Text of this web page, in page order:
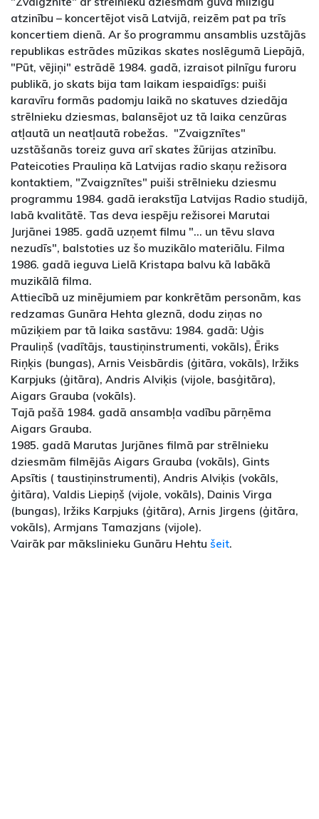
atzinību – koncertējot visā Latvijā, reizēm pat pa trīs
koncertiem dienā. Ar šo programmu ansamblis uzstājās
republikas estrādes mūzikas skates noslēgumā Liepājā,
"Pūt, vējiņi" estrādē 1984. gadā, izraisot pilnīgu furoru
publikā, jo skats bija tam laikam iespaidīgs: puiši
karavīru formās padomju laikā no skatuves dziedāja
strēlnieku dziesmas, balansējot uz tā laika cenzūras
atļautā un neatļautā robežas. "Zvaigznītes"
uzstāšanās toreiz guva arī skates žūrijas atzinību.
Pateicoties Prauliņa kā Latvijas radio skaņu režisora
kontaktiem, "Zvaigznītes" puiši strēlnieku dziesmu
programmu 1984. gadā ierakstīja Latvijas Radio studijā,
labā kvalitātē. Tas deva iespēju režisorei Marutai
Jurjānei 1985. gadā uzņemt filmu "… un tēvu slava
nezudīs", balstoties uz šo muzikālo materiālu. Filma
1986. gadā ieguva Lielā Kristapa balvu kā labākā
muzikālā filma.
Attiecībā uz minējumiem par konkrētām personām, kas
redzamas Gunāra Hehta gleznā, dodu ziņas no
mūziķiem par tā laika sastāvu: 1984. gadā: Uģis
Prauliņš (vadītājs, taustiņinstrumenti, vokāls), Ēriks
Riņķis (bungas), Arnis Veisbārdis (ģitāra, vokāls), Iržiks
Karpjuks (ģitāra), Andris Alviķis (vijole, basģitāra),
Aigars Grauba (vokāls).
Tajā pašā 1984. gadā ansambļa vadību pārņēma
Aigars Grauba.
1985. gadā Marutas Jurjānes filmā par strēlnieku
dziesmām filmējās Aigars Grauba (vokāls), Gints
Apsītis ( taustiņinstrumenti), Andris Alviķis (vokāls,
ģitāra), Valdis Liepiņš (vijole, vokāls), Dainis Virga
(bungas), Iržiks Karpjuks (ģitāra), Arnis Jirgens (ģitāra,
vokāls), Armjans Tamazjans (vijole).
Vairāk par mākslinieku Gunāru Hehtu šeit.